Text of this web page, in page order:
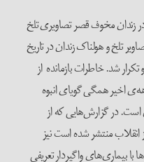
زندان مخوف قصر تصاویری تلخ
تلخ و هولناک زندان در تاریخ
شد. خاطرات بازمانده از
اخیر همگی گویای انبوه
است. در گزارش‌هایی که از
منتشر شده است نیز
بیماری‌های واگیردار تعریفی